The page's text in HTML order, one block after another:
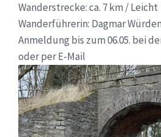
Wanderstrecke: ca. 7 km / Leicht
Wanderführerin: Dagmar Würden
Anmeldung bis zum 06.05. bei
oder per E-Mail